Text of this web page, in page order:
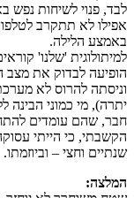
לבד, פנוי לשיחות נפש
אפילו לא תתקרב
באמצע הלילה.
למיתולוגית 'שלנו'
הופיעה לבדוק את מצב
וניסתה להרוס לא
יתרה), מי כמוני הבינה
חבר, שהם עומדים
הקשבתי, כי הייתי
שנתיים וחצי – וביוזמתו.
המלצה: